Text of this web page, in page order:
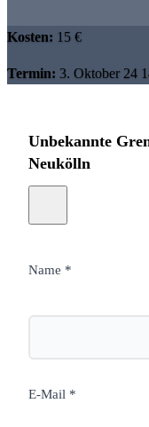
Kosten: 15 €
Termin: 3. Oktober 24
Unbekannte
Neukölln
Name *
E-Mail *